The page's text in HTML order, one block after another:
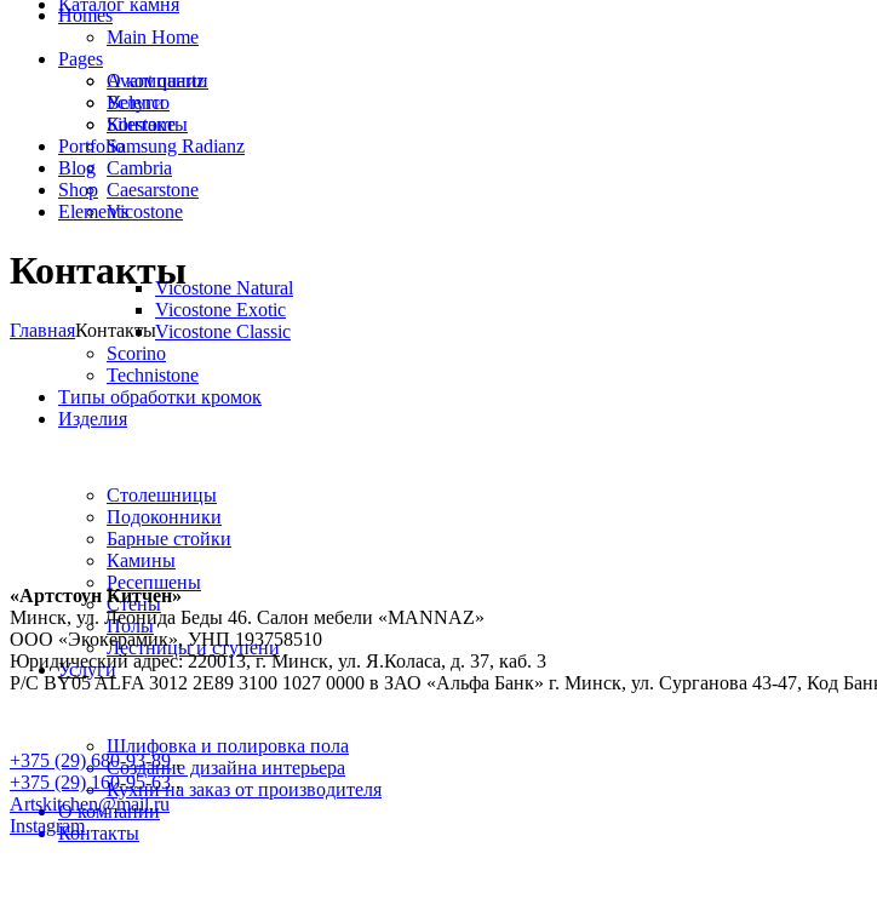
Каталог камня
Avant quartz
Belenco
Silestone
Samsung Radianz
Сambria
Сaesarstone
Vicostone
Vicostone Natural
Vicostone Exotic
Vicostone Classic
Scorino
Technistone
Типы обработки кромок
Изделия
Столешницы
Подоконники
Барные стойки
Камины
Ресепшены
Стены
Полы
Лестницы и ступени
Услуги
Шлифовка и полировка пола
Создание дизайна интерьера
Кухни на заказ от производителя
О компании
Контакты
Homes
Main Home
Pages
О компании
Услуги
Контакты
Portfolio
Blog
Shop
Elements
Контакты
ГлавнаяКонтакты
«Артстоун Китчен»
Минск, ул. Леонида Беды 46. Салон мебели «MANNAZ»
ООО «Экокерамик», УНП 193758510
Юридический адрес: 220013, г. Минск, ул. Я.Коласа, д. 37, каб. 3
Р/C BY05 ALFA 3012 2E89 3100 1027 0000 в ЗАО «Альфа Банк» г. Минск, ул. Сурганова 43-47, Код
+375 (29) 680-93-89 ,
+375 (29) 160-95-63 ,
Artskitchen@mail.ru
Instagram